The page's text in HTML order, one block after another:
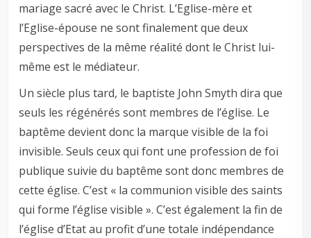
mariage sacré avec le Christ. L’Eglise-mère et
l’Eglise-épouse ne sont finalement que deux
perspectives de la même réalité dont le Christ lui-
même est le médiateur.
Un siècle plus tard, le baptiste John Smyth dira que
seuls les régénérés sont membres de l’église. Le
baptême devient donc la marque visible de la foi
invisible. Seuls ceux qui font une profession de foi
publique suivie du baptême sont donc membres de
cette église. C’est « la communion visible des saints
qui forme l’église visible ». C’est également la fin de
l’église d’Etat au profit d’une totale indépendance